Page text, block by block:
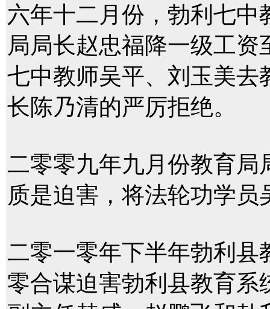
六年十二月份，勃利七
局局长赵忠福降一级工
七中教师吴平、刘玉美
长陈乃清的严厉拒绝。
二零零九年九月份教育
质是迫害，将法轮功学
二零一零年下半年勃利
零合谋迫害勃利县教育